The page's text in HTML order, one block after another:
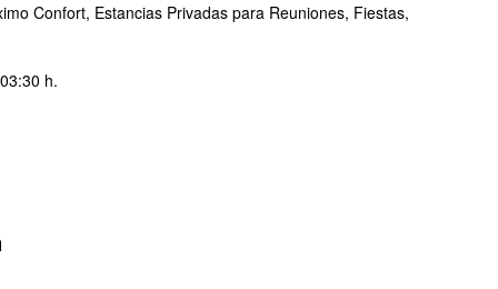
Confort, Estancias Privadas para Reuniones, Fiestas,
h.